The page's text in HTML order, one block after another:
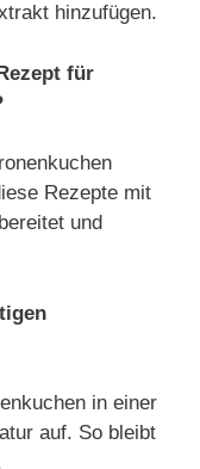
hinzufügen.
für
Rezepte mit
und
in einer
auf. So bleibt